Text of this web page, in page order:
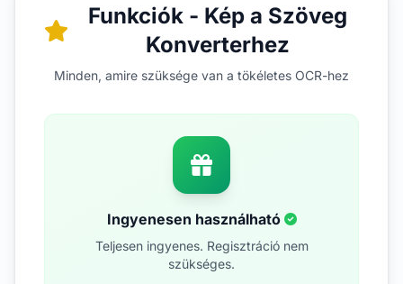
Funkciók - Kép a Szöveg
Konverterhez
Minden, amire szüksége van a tökéletes OCR-hez
Ingyenesen használható
Teljesen ingyenes. Regisztráció nem
szükséges.